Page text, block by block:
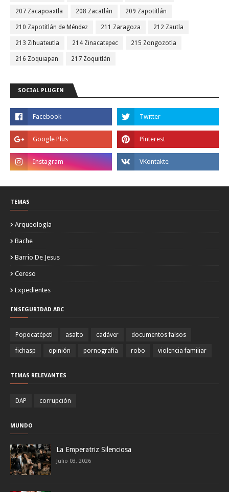
207 Zacapoaxtla 208 Zacatlán 209 Zapotitlán
210 Zapotitlán de Méndez 211 Zaragoza 212 Zautla
213 Zihuateutla 214 Zinacatepec 215 Zongozotla
216 Zoquiapan 217 Zoquitlán
SOCIAL PLUGIN
TEMAS
Arqueología
Bache
Barrio De Jesus
Cereso
Expedientes
INSEGURIDAD ABC
Popocatépetl asalto cadáver documentos falsos
fichasp opinión pornografía robo violencia familiar
TEMAS RELEVANTES
DAP corrupción
MUNDO
La Emperatriz Silenciosa
Julio 03, 2026